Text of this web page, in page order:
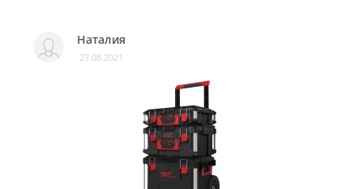
Наталия
27.08.2021